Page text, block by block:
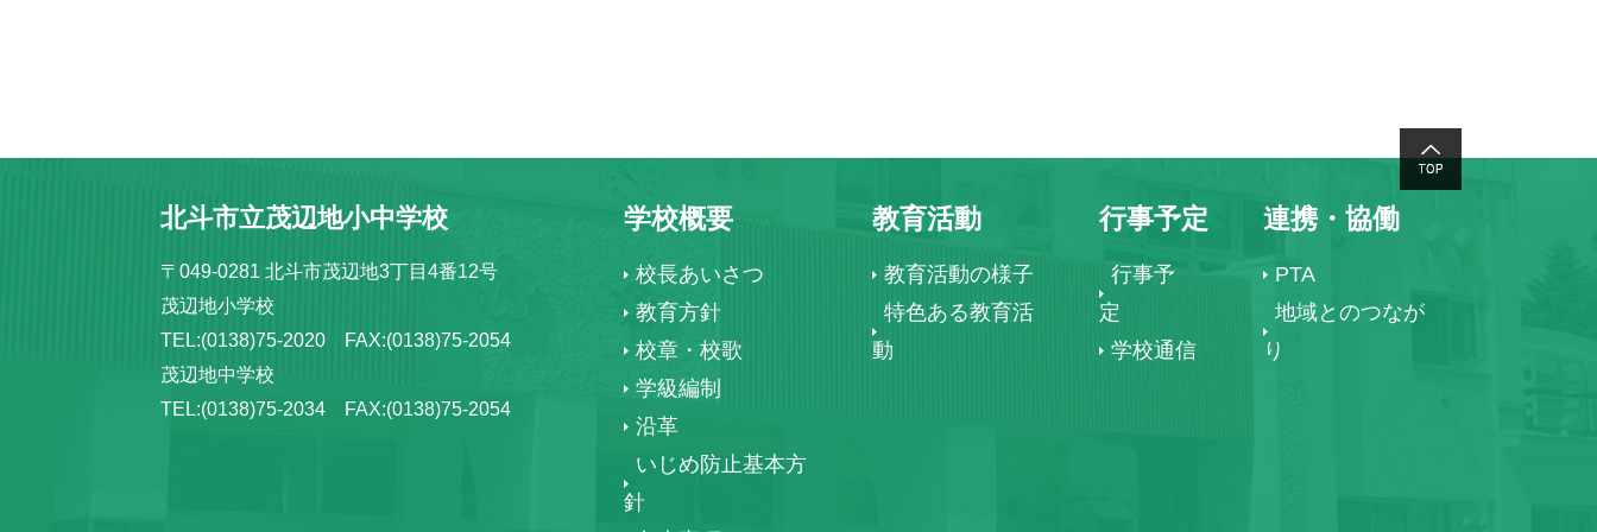
北斗市立茂辺地小中学校
〒049-0281 北斗市茂辺地3丁目4番12号
茂辺地小学校
TEL:(0138)75-2020 FAX:(0138)75-2054
茂辺地中学校
TEL:(0138)75-2034 FAX:(0138)75-2054
学校概要
校長あいさつ
教育方針
校章・校歌
学級編制
沿革
いじめ防止基本方
針
教育活動
教育活動の様子
特色ある教育活
動
行事予定
行事予
定
学校通信
連携・協働
PTA
地域とのつなが
り